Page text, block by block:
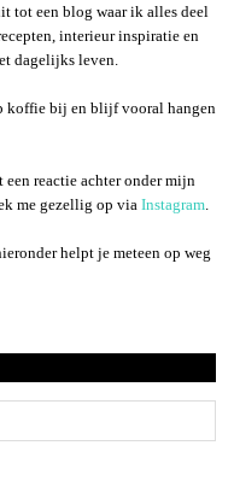
tot een blog waar ik alles deel
interieur inspiratie en
dagelijks leven.
koffie bij en blijf vooral hangen
reactie achter onder mijn
me gezellig op via Instagram
helpt je meteen op weg